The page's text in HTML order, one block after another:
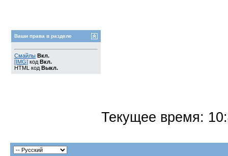
Ваши права в разделе
Смайлы Вкл.
[IMG] код Вкл.
HTML код Выкл.
Текущее время: